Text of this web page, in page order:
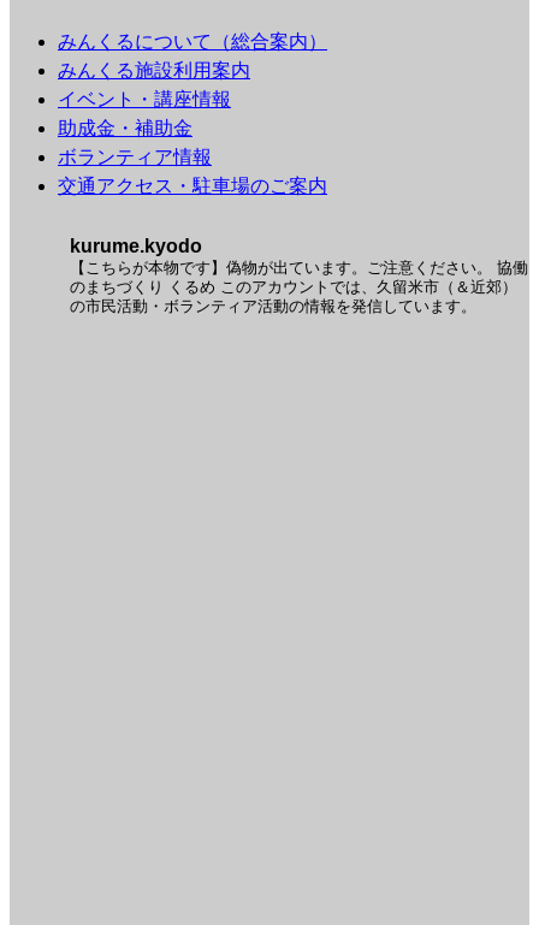
みんくるについて（総合案内）
みんくる施設利用案内
イベント・講座情報
助成金・補助金
ボランティア情報
交通アクセス・駐車場のご案内
kurume.kyodo
【こちらが本物です】偽物が出ています。ご注意ください。
協働
のまちづくり くるめ このアカウントでは、久留米市（＆近郊）
の市民活動・ボランティア活動の情報を発信しています。